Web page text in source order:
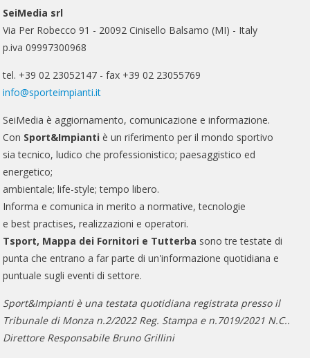
SeiMedia srl
Via Per Robecco 91 - 20092 Cinisello Balsamo (MI) - Italy
p.iva 09997300968
tel. +39 02 23052147 - fax +39 02 23055769
info@sporteimpianti.it
SeiMedia è aggiornamento, comunicazione e informazione.
Con Sport&Impianti è un riferimento per il mondo sportivo
sia tecnico, ludico che professionistico; paesaggistico ed
energetico;
ambientale; life-style; tempo libero.
Informa e comunica in merito a normative, tecnologie
e best practises, realizzazioni e operatori.
Tsport, Mappa dei Fornitori e Tutterba sono tre testate di
punta che entrano a far parte di un'informazione quotidiana e
puntuale sugli eventi di settore.
Sport&Impianti è una testata quotidiana registrata presso il
Tribunale di Monza n.2/2022 Reg. Stampa e n.7019/2021 N.C..
Direttore Responsabile Bruno Grillini